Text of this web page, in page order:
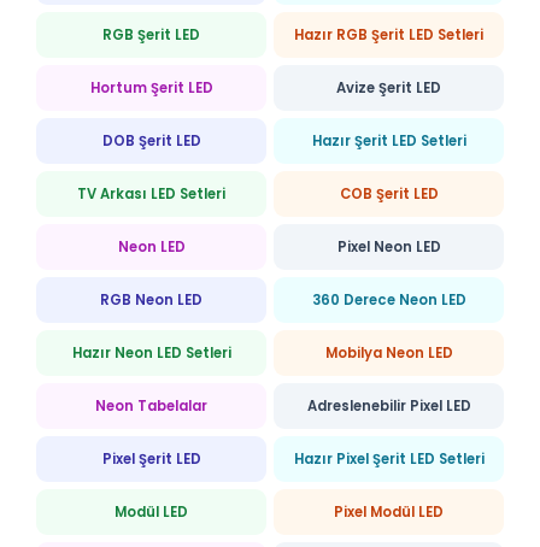
RGB Şerit LED Hazır RGB Şerit LED Setleri
Hortum Şerit LED Avize Şerit LED
DOB Şerit LED Hazır Şerit LED Setleri
TV Arkası LED Setleri COB Şerit LED
Neon LED Pixel Neon LED
RGB Neon LED 360 Derece Neon LED
Hazır Neon LED Setleri Mobilya Neon LED
Neon Tabelalar Adreslenebilir Pixel LED
Pixel Şerit LED Hazır Pixel Şerit LED Setleri
Modül LED Pixel Modül LED